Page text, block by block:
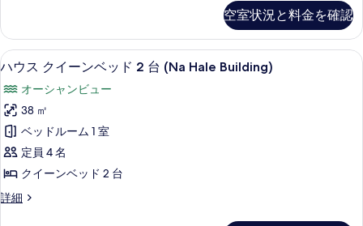
の
す
べ
て
の
写
真
を
表
ャ
ン
ュ
ー
の
す
べ
て
シ
ャ
ン
ュ
ー
の
詳
細
ド
2
台
バ
ル
コ
ニ
ー
オ
イ
ー
ン
ッ
ド
台
バ
ル
コ
ニ
空室状況と料金を確認
ハ
ス
ク
イ
ー
ン
ベ
高級寝具、セーフティボックス (室
4
ハウス クイーンベッド 2 台 (Na Hale Building)
オーシャンビュー
38 ㎡
ベッドルーム 1 室
定員 4 名
クイーンベッド 2 台
詳細
ハ